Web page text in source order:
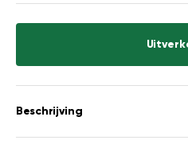
Beschrijving